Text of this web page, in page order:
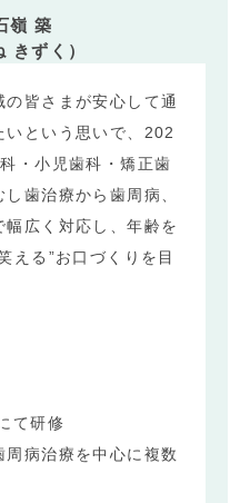
嶺 築
きずく）
皆さまが安心して通
いという思いで、202
・小児歯科・矯正歯
歯治療から歯周病、
広く対応し、年齢を
える”お口づくりを目
て研修
病治療を中心に複数